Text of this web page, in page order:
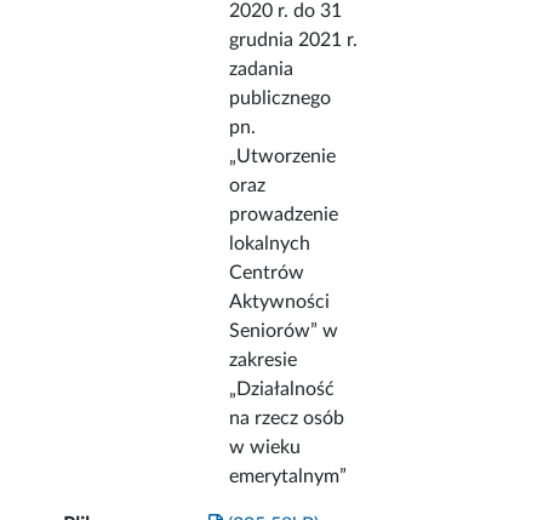
2020 r. do 31
grudnia 2021 r.
zadania
publicznego
pn.
„Utworzenie
oraz
prowadzenie
lokalnych
Centrów
Aktywności
Seniorów” w
zakresie
„Działalność
na rzecz osób
w wieku
emerytalnym”